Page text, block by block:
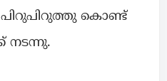
കൊണ്ട്